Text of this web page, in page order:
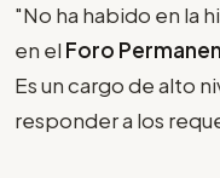
"No ha habido en la
en el Foro
Es un cargo de alto
responder a los